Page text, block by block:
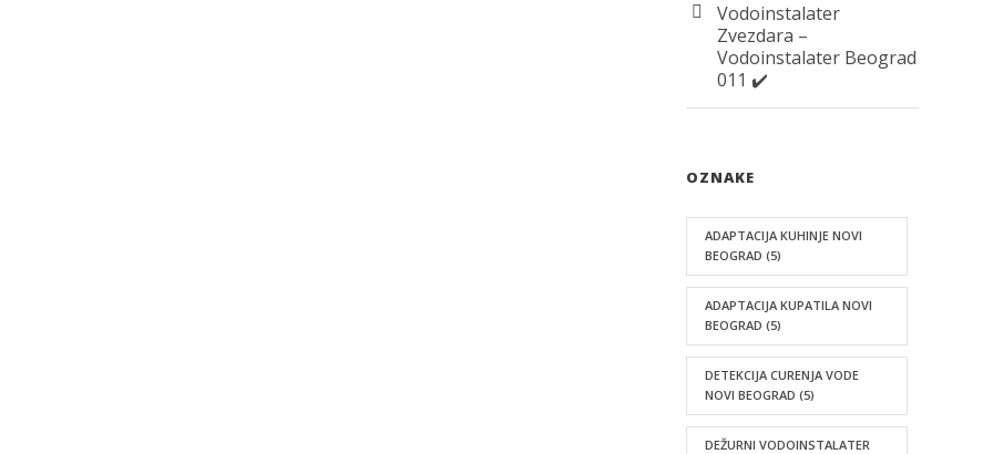
Vodoinstalater
Zvezdara –
Vodoinstalater Beograd
011 ✔️
OZNAKE
ADAPTACIJA KUHINJE NOVI
BEOGRAD (5)
ADAPTACIJA KUPATILA NOVI
BEOGRAD (5)
DETEKCIJA CURENJA VODE
NOVI BEOGRAD (5)
DEŽURNI VODOINSTALATER